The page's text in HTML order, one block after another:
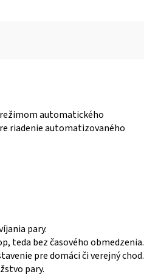
režimom automatického
riadenie automatizovaného
pary.
teda bez časového obmedzenia.
pre domáci či verejný chod.
pary.